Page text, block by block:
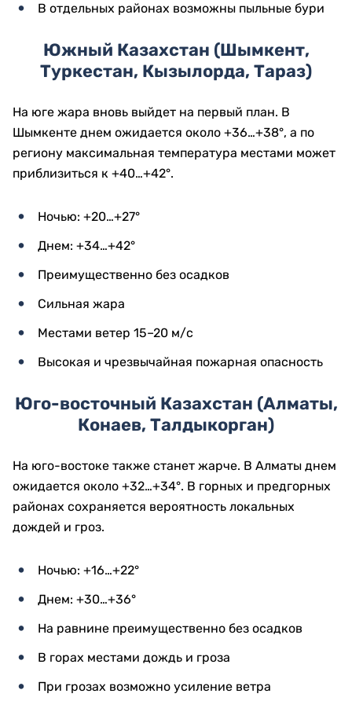
В отдельных районах возможны пыльные бури
Южный Казахстан (Шымкент,
Туркестан, Кызылорда, Тараз)
На юге жара вновь выйдет на первый план. В
Шымкенте днем ожидается около +36…+38°, а по
региону максимальная температура местами может
приблизиться к +40…+42°.
Ночью: +20…+27°
Днем: +34…+42°
Преимущественно без осадков
Сильная жара
Местами ветер 15–20 м/с
Высокая и чрезвычайная пожарная опасность
Юго-восточный Казахстан (Алматы,
Конаев, Талдыкорган)
На юго-востоке также станет жарче. В Алматы днем
ожидается около +32…+34°. В горных и предгорных
районах сохраняется вероятность локальных
дождей и гроз.
Ночью: +16…+22°
Днем: +30…+36°
На равнине преимущественно без осадков
В горах местами дождь и гроза
При грозах возможно усиление ветра